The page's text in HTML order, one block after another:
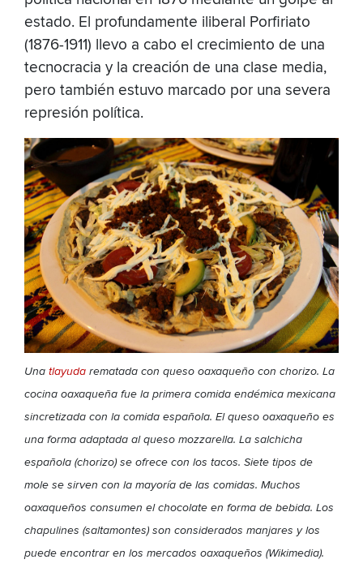
estado. El profundamente iliberal Porfiriato
(1876-1911) llevo a cabo el crecimiento de una
tecnocracia y la creación de una clase media,
pero también estuvo marcado por una severa
represión política.
Una tlayuda rematada con queso oaxaqueño con chorizo. La
cocina oaxaqueña fue la primera comida endémica mexicana
sincretizada con la comida española. El queso oaxaqueño es
una forma adaptada al queso mozzarella. La salchicha
española (chorizo) se ofrece con los tacos. Siete tipos de
mole se sirven con la mayoría de las comidas. Muchos
oaxaqueños consumen el chocolate en forma de bebida. Los
chapulines (saltamontes) son considerados manjares y los
puede encontrar en los mercados oaxaqueños (Wikimedia).